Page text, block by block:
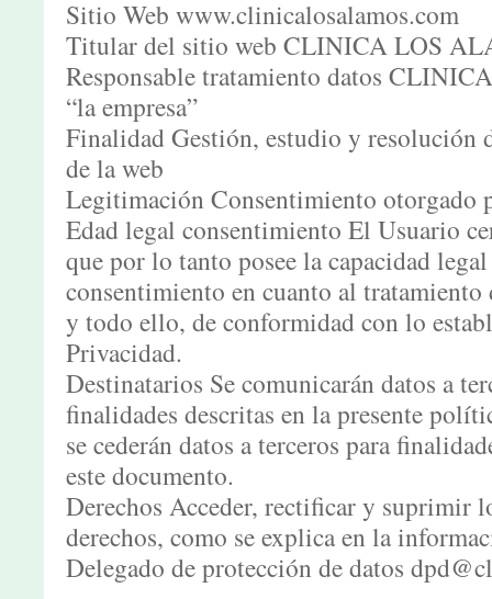
Sitio Web www.clinicalosalamos.com
Titular del sitio web CLINICA LOS
Responsable tratamiento datos
“la empresa”
Finalidad Gestión, estudio y resolución
de la web
Legitimación Consentimiento otorgado
Edad legal consentimiento El Usuario
que por lo tanto posee la capacidad
consentimiento en cuanto al tratamiento
y todo ello, de conformidad con lo
Privacidad.
Destinatarios Se comunicarán datos a
finalidades descritas en la presente
se cederán datos a terceros para
este documento.
Derechos Acceder, rectificar y suprimir
derechos, como se explica en la
Delegado de protección de datos